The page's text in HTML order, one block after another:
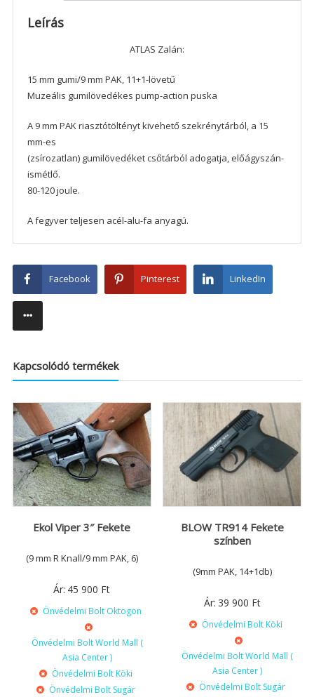
Leírás
ATLAS Zalán:
15 mm gumi/9 mm PAK, 11+1-lövetű
Muzeális gumilövedékes pump-action puska
A 9 mm PAK riasztótöltényt kivehető szekrénytárból, a 15
mm-es
(zsírozatlan) gumilövedéket csőtárból adogatja, előágyszán-
ismétlő.
80-120 joule.
A fegyver teljesen acél-alu-fa anyagú.
Facebook Pinterest LinkedIn
Kapcsolódó termékek
Ekol Viper 3″ Fekete
(9 mm R Knall/9 mm PAK, 6)
Ár: 45 900 Ft
Önvédelmi Bolt Oktogon
Önvédelmi Bolt World Mall (
Asia Center )
Önvédelmi Bolt Köki
Önvédelmi Bolt Sugár
BLOW TR914 Fekete
színben
(9mm PAK, 14+1db)
Ár: 39 900 Ft
Önvédelmi Bolt Köki
Önvédelmi Bolt World Mall (
Asia Center )
Önvédelmi Bolt Sugár